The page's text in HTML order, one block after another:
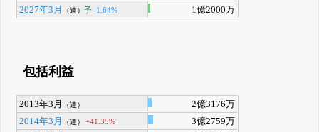
2027年3月
（連）予-1.64% 1億2000万
包括利益
2013年3月 （連）
2億3176万
2014年3月
（連） +41.35%
3億2759万